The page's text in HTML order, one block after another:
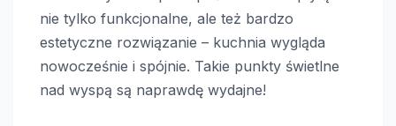
nie tylko funkcjonalne, ale też bardzo
estetyczne rozwiązanie – kuchnia wygląda
nowocześnie i spójnie. Takie punkty świetlne
nad wyspą są naprawdę wydajne!